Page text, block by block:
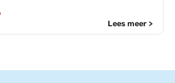
Lees meer >